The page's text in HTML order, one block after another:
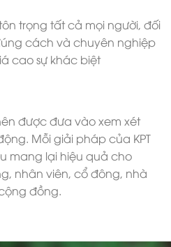
trọng tất cả mọi người, đối
cách và chuyên nghiệp
cao sự khác biệt
được đưa vào xem xét
Mỗi giải pháp của KPT
mang lại hiệu quả cho
nhân viên, cổ đông, nhà
đồng.